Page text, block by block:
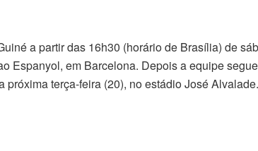
a partir das 16h30 (horário de Brasília) de
Espanyol, em Barcelona. Depois a equipe
próxima terça-feira (20), no estádio José Alvalade.